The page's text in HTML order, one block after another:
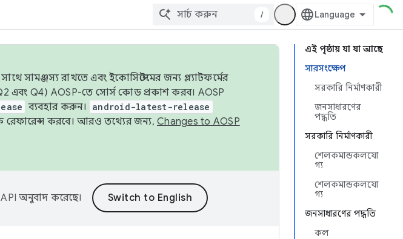
/
এই পৃষ্ঠায় যা যা আছে
সারসংক্ষেপ
সরকারি নির্মাণকারী
জনসাধারণের
পদ্ধতি
সরকারি নির্মাণকারী
শেলকমান্ডকলযো
গ্য
শেলকমান্ডকলযো
গ্য
জনসাধারণের পদ্ধতি
কল
সামঞ্জস্য রাখতে এবং ইকোসিস্টেমের জন্য প্ল্যাটফর্মের
এবং Q4) AOSP-তে সোর্স কোড প্রকাশ করব। AOSP
ব্যবহার করুন। android-latest-release
রেফারেন্স করবে। আরও তথ্যের জন্য, Changes to AOSP
অনুবাদ করেছে।